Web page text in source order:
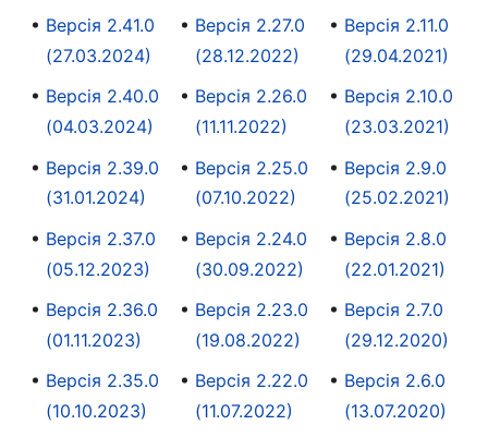
Версія 2.41.0
(27.03.2024)
Версія 2.40.0
(04.03.2024)
Версія 2.39.0
(31.01.2024)
Версія 2.37.0
(05.12.2023)
Версія 2.36.0
(01.11.2023)
Версія 2.35.0
(10.10.2023)
Версія 2.27.0
(28.12.2022)
Версія 2.26.0
(11.11.2022)
Версія 2.25.0
(07.10.2022)
Версія 2.24.0
(30.09.2022)
Версія 2.23.0
(19.08.2022)
Версія 2.22.0
(11.07.2022)
Версія 2.11.0
(29.04.2021)
Версія 2.10.0
(23.03.2021)
Версія 2.9.0
(25.02.2021)
Версія 2.8.0
(22.01.2021)
Версія 2.7.0
(29.12.2020)
Версія 2.6.0
(13.07.2020)